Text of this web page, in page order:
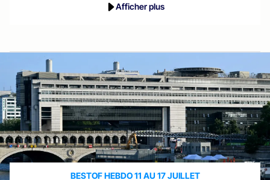
Afficher plus
BESTOF HEBDO 11 AU 17 JUILLET